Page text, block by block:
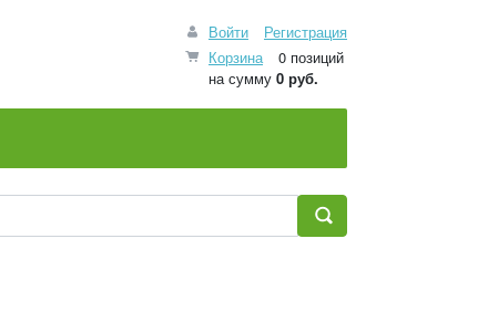
Войти
Регистрация
Корзина
0 позиций
на сумму 0 руб.